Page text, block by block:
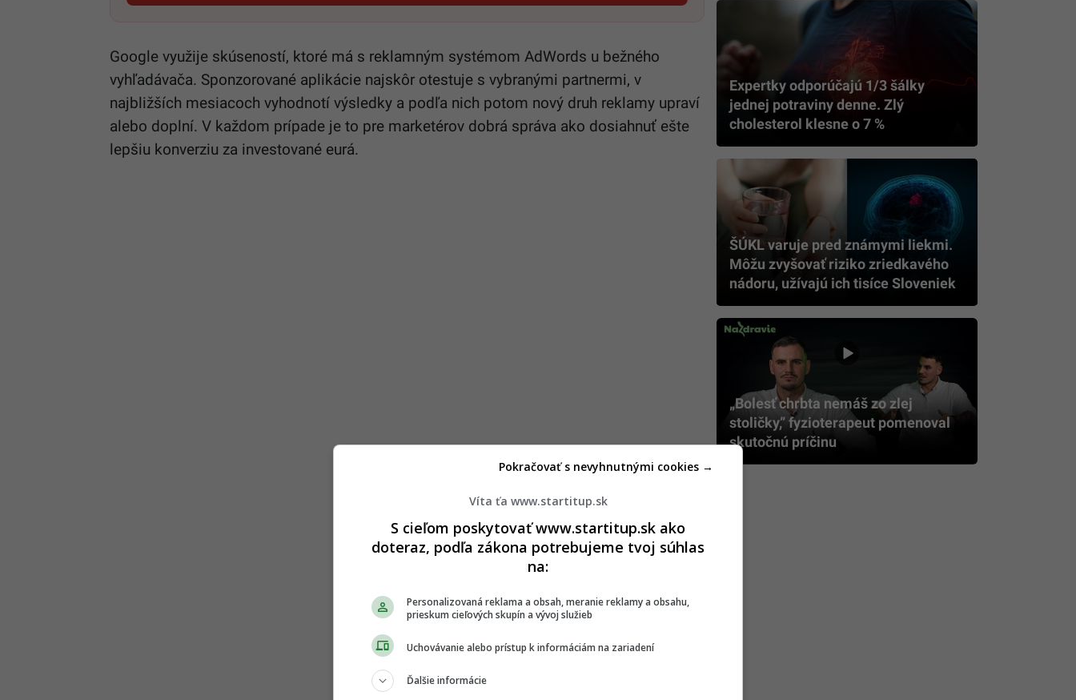
Google využije skúseností, ktoré má s reklamným systémom AdWords u bežného
vyhľadávača. Sponzorované aplikácie najskôr otestuje s vybranými partnermi, v
najbližších mesiacoch vyhodnotí výsledky a podľa nich potom nový druh reklamy upraví
alebo doplní. V každom prípade je to pre marketérov dobrá správa ako dosiahnuť ešte
lepšiu konverziu za investované eurá.
Expertky odporúčajú 1/3 šálky
jednej potraviny denne. Zlý
cholesterol klesne o 7 %
ŠÚKL varuje pred známymi liekmi.
Môžu zvyšovať riziko zriedkavého
nádoru, užívajú ich tisíce Sloveniek
„Bolesť chrbta nemáš zo zlej
stoličky,” fyzioterapeut pomenoval
skutočnú príčinu
Víta ťa www.startitup.sk
S cieľom poskytovať www.startitup.sk ako
doteraz, podľa zákona potrebujeme tvoj súhlas
na:
Personalizovaná reklama a obsah, meranie reklamy a obsahu,
prieskum cieľových skupín a vývoj služieb
Uchovávanie alebo prístup k informáciám na zariadení
Ďalšie informácie
Pokračovať s nevyhnutnými cookies →